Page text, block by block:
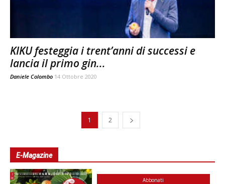
KIKU festeggia i trent’anni di successi e
lancia il primo gin...
Daniele Colombo 14 Ottobre 2020
1 2
E-Magazine
Abbonati